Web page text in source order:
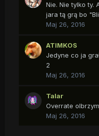
Nie. Nie tylko ty.
jara tą grą bo
Maj 26, 2016
ATIMKOS
Jedyne co ja
2
Maj 26, 2016
Talar
Overrate
Maj 26, 2016